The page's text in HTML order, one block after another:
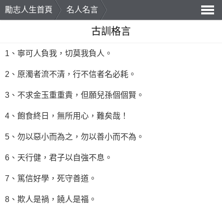
勵志人生首頁
名人名言
導
古訓格言
1、寧可人負我，切莫我負人。
2、原濁者流不清，行不信者名必耗。
3、不求金玉重重貴，但願兒孫個個賢。
4、飽食終日，無所用心，難矣哉！
5、勿以惡小而為之，勿以善小而不為。
6、天行健，君子以自強不息。
7、篤信好學，死守善道。
8、欺人是禍，饒人是福。